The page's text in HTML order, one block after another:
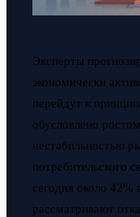
Эксперты
экономически
перейдут к
обусловлено
нестабильностью
потребительского
сегодня около 42%
рассматривают